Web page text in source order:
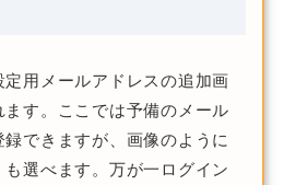
用メールアドレスの追加画
す。ここでは予備のメール
できますが、画像のように
も選べます。万が一ログイン